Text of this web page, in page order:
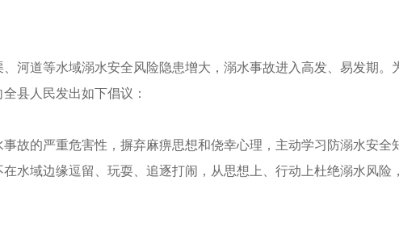
道等水域溺水安全风险隐患增大，溺水事故进入高发、易发期。
县人民发出如下倡议：
的严重危害性，摒弃麻痹思想和侥幸心理，主动学习防溺水安全
水域边缘逗留、玩耍、追逐打闹，从思想上、行动上杜绝溺水风险